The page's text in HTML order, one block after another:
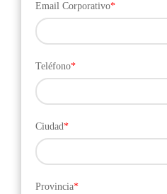
Email Corporativo*
Teléfono*
Ciudad*
Provincia*